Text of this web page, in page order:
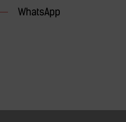
WhatsApp